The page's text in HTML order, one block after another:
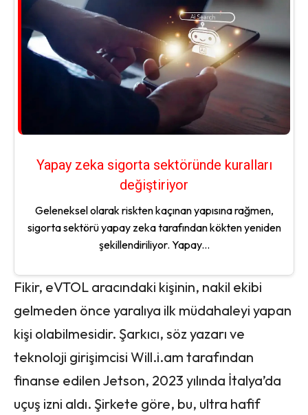
Yapay zeka sigorta sektöründe kuralları
değiştiriyor
Geleneksel olarak riskten kaçınan yapısına rağmen,
sigorta sektörü yapay zeka tarafından kökten yeniden
şekillendiriliyor. Yapay...
Fikir, eVTOL aracındaki kişinin, nakil ekibi
gelmeden önce yaralıya ilk müdahaleyi yapan
kişi olabilmesidir. Şarkıcı, söz yazarı ve
teknoloji girişimcisi Will.i.am tarafından
finanse edilen Jetson, 2023 yılında İtalya’da
uçuş izni aldı. Şirkete göre, bu, ultra hafif